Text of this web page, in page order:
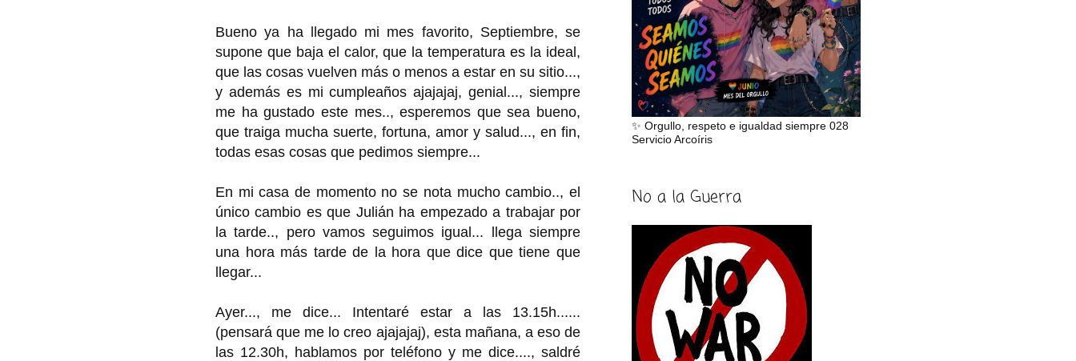
Bueno ya ha llegado mi mes favorito, Septiembre, se
supone que baja el calor, que la temperatura es la ideal,
que las cosas vuelven más o menos a estar en su sitio...,
y además es mi cumpleaños ajajajaj, genial..., siempre
me ha gustado este mes.., esperemos que sea bueno,
que traiga mucha suerte, fortuna, amor y salud..., en fin,
todas esas cosas que pedimos siempre...
En mi casa de momento no se nota mucho cambio.., el
único cambio es que Julián ha empezado a trabajar por
la tarde.., pero vamos seguimos igual... llega siempre
una hora más tarde de la hora que dice que tiene que
llegar...
Ayer..., me dice... Intentaré estar a las 13.15h......
(pensará que me lo creo ajajajaj), esta mañana, a eso de
las 12.30h, hablamos por teléfono y me dice...., saldré
✨ Orgullo, respeto e igualdad siempre 028
Servicio Arcoíris
No a la Guerra